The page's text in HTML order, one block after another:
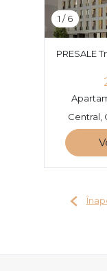
1 /6
PRESALE
Central,